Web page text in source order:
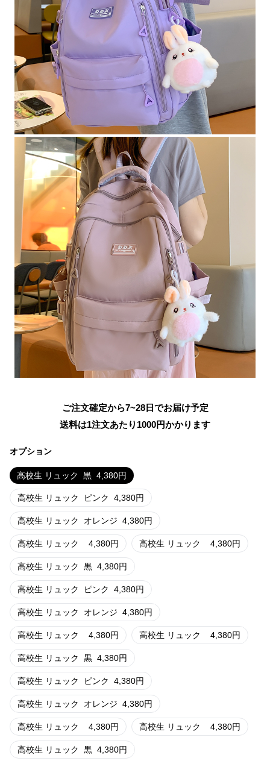
ご注文確定から7~28日でお届け予定
送料は1注文あたり 1000円かかります
オプション
高校生 リュック 黒 4,380円
高校生 リュック ピンク 4,380円
高校生 リュック オレンジ 4,380円
高校生 リュック 4,380円 高校生 リュック 4,380円
高校生 リュック 黒 4,380円
高校生 リュック ピンク 4,380円
高校生 リュック オレンジ 4,380円
高校生 リュック 4,380円 高校生 リュック 4,380円
高校生 リュック 黒 4,380円
高校生 リュック ピンク 4,380円
高校生 リュック オレンジ 4,380円
高校生 リュック 4,380円 高校生 リュック 4,380円
高校生 リュック 黒 4,380円